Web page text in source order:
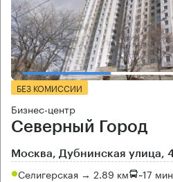
БЕЗ КОМИССИИ
Бизнес-центр
Северный Город
Москва, Дубнинская улица,
Селигерская → 2.89 км ~17 мин